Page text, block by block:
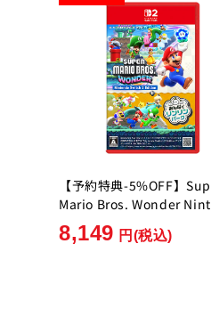
【予約特典-5%OFF】
Mario Bros. Wonder
Switch 2 Edition +
Ring Ring Park
8,149 円 (税込)